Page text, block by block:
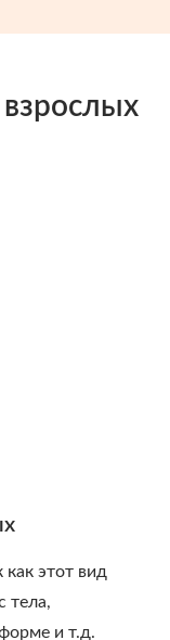
как этот вид
тела,
и т.д.